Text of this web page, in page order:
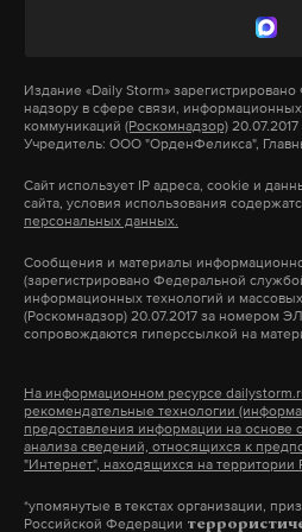
точно передает девиз
— Ваш самый страшный
про бомбежки я уже не
Интересно, что всех
Ну а уж чаю нальют,
работает там, где
А еще мы есть в
Дзен
#лето #москва # панки #
мировоззрение, и на мое
семье, к родным. К
человеческая жизнь!
Подпишитесь на Daily
работает там, где
А еще мы есть в
Макс
Дзен
Издание «Daily Storm»
надзору в сфере связи,
коммуникаций (Роскомнадзор)
Учредитель: ООО "ОрденФеликса",
Сайт использует IP адреса, cookie и
сайта, условия использования
персональных данных.
Сообщения и материалы
(зарегистрировано Федеральной
информационных технологий и
(Роскомнадзор) 20.07.2017 за номером
сопровождаются гиперссылкой на
На информационном ресурсе
рекомендательные технологии
предоставления информации на основе
анализа сведений, относящихся к
"Интернет", находящихся на
*упомянутые в текстах организации,
Российской Федерации